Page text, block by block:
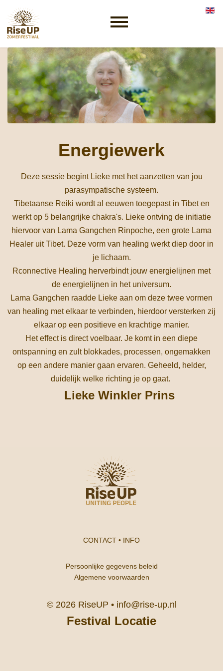
Energiewerk
Deze sessie begint Lieke met het aanzetten van jou
parasympatische systeem.
Tibetaanse Reiki wordt al eeuwen toegepast in Tibet en
werkt op 5 belangrijke chakra's. Lieke ontving de initiatie
hiervoor van Lama Gangchen Rinpoche, een grote Lama
Healer uit Tibet. Deze vorm van healing werkt diep door in
je lichaam.
Rconnective Healing herverbindt jouw energielijnen met
de energielijnen in het universum.
Lama Gangchen raadde Lieke aan om deze twee vormen
van healing met elkaar te verbinden, hierdoor versterken zij
elkaar op een positieve en krachtige manier.
Het effect is direct voelbaar. Je komt in een diepe
ontspanning en zult blokkades, processen, ongemakken
op een andere manier gaan ervaren. Geheeld, helder,
duidelijk welke richting je op gaat.
Lieke Winkler Prins
CONTACT • INFO
Persoonlijke gegevens beleid
Algemene voorwaarden
© 2026 RiseUP • info@rise-up.nl
Festival Locatie